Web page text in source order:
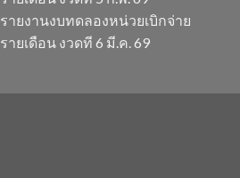
รายงานงบทดลองหน่วยเบิกจ่าย
รายเดือน งวดที 6 มี.ค. 69